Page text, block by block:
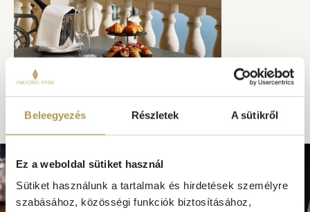
Beleegyezés Részletek A sütikről
Ez a weboldal sütiket használ
Sütiket használunk a tartalmak és hirdetések személyre
szabásához, közösségi funkciók biztosításához,
A CONTINENTAL LEGJAVA